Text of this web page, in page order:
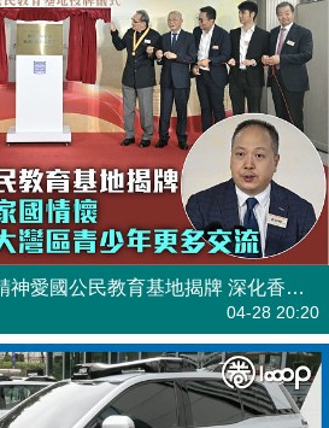
【傳承黃埔精神】黃埔精神愛國公民教育基地揭牌 深化香港青少年家國情懷
04-28 20:20